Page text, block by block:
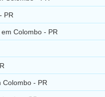
PR
Colombo - PR
Colombo - PR